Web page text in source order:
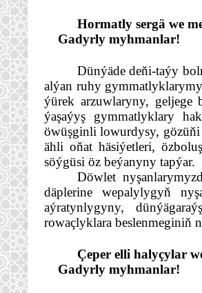
Hormatly sergä we
Gadyrly myhmanlar!
Dünýäde deňi-taýy
alýan ruhy
ýürek arzuwlaryny, geljege
ýaşaýyş gymmatlyklary
öwüşginli lowurdysy,
ähli oňat häsiýetleri,
söýgüsi öz beýanyny tapýar.
Döwlet
däplerine wepalylygyň
aýratynlygyny,
rowaçlyklara beslenmeginiň
Çeper elli halyçylar
Gadyrly myhmanlar!